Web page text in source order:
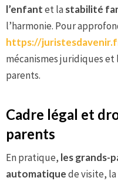
l’enfantet lastabilité
l’harmonie. Pour
https://
mécanismes juridiques et
parents.
Cadre légal et
parents
En pratique, les grands-
automatiquede visite,